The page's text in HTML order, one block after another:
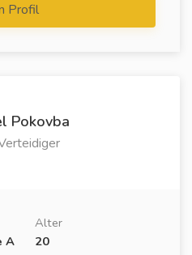
Profil
Pokovba
A
Alter
20